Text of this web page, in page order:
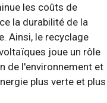
les coûts de
la durabilité de la
Ainsi, le recyclage
joue un rôle
de l'environnement et
plus verte et plus